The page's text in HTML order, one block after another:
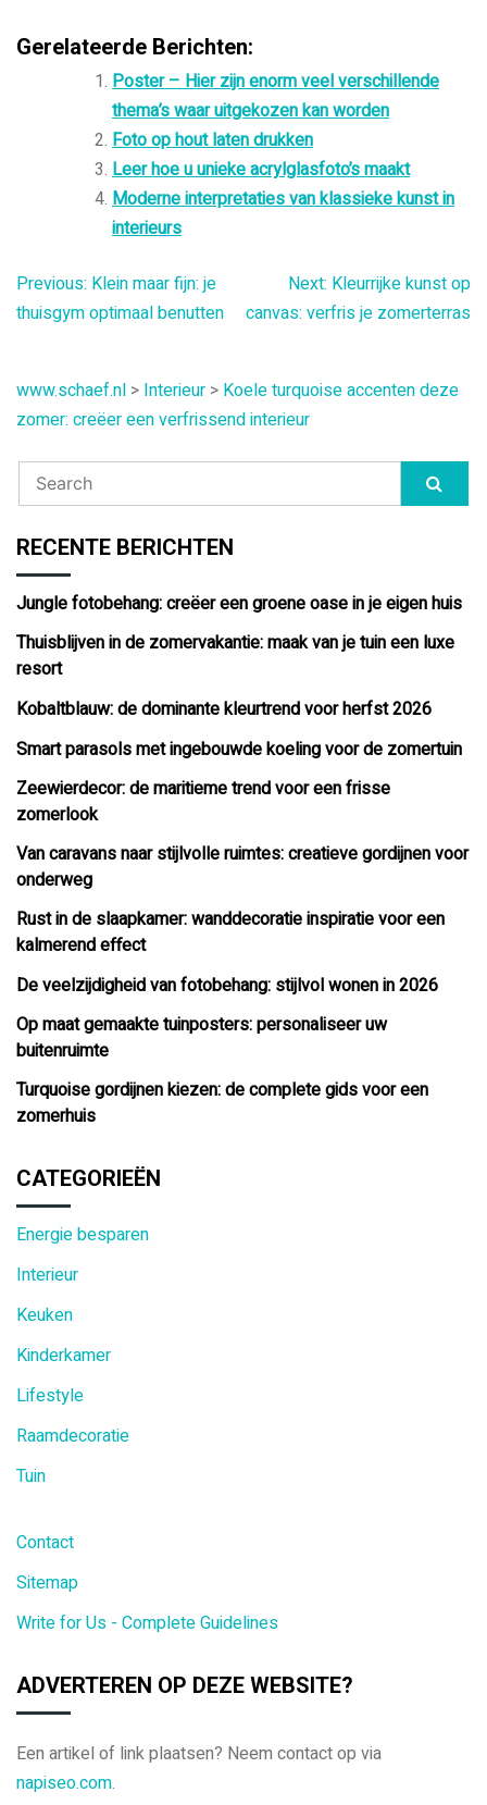
Gerelateerde Berichten:
Poster – Hier zijn enorm veel verschillende
thema’s waar uitgekozen kan worden
Foto op hout laten drukken
Leer hoe u unieke acrylglasfoto’s maakt
Moderne interpretaties van klassieke kunst in
interieurs
Bericht
Previous: Klein maar fijn: je
thuisgym optimaal benutten
Next: Kleurrijke kunst op
canvas: verfris je zomerterras
www.schaef.nl > Interieur > Koele turquoise accenten deze
zomer: creëer een verfrissend interieur
RECENTE BERICHTEN
Jungle fotobehang: creëer een groene oase in je eigen huis
Thuisblijven in de zomervakantie: maak van je tuin een luxe
resort
Kobaltblauw: de dominante kleurtrend voor herfst 2026
Smart parasols met ingebouwde koeling voor de zomertuin
Zeewierdecor: de maritieme trend voor een frisse
zomerlook
Van caravans naar stijlvolle ruimtes: creatieve gordijnen voor
onderweg
Rust in de slaapkamer: wanddecoratie inspiratie voor een
kalmerend effect
De veelzijdigheid van fotobehang: stijlvol wonen in 2026
Op maat gemaakte tuinposters: personaliseer uw
buitenruimte
Turquoise gordijnen kiezen: de complete gids voor een
zomerhuis
CATEGORIEËN
Energie besparen
Interieur
Keuken
Kinderkamer
Lifestyle
Raamdecoratie
Tuin
Contact
Sitemap
Write for Us - Complete Guidelines
ADVERTEREN OP DEZE WEBSITE?
Een artikel of link plaatsen? Neem contact op via
napiseo.com.